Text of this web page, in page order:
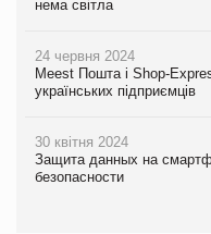
нема світла
24 червня 2024
Meest Пошта і Shop-
українських підприємців
30 квітня 2024
Защита данных на
безопасности